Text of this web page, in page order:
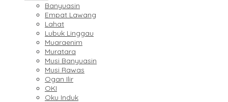
Banyuasin
Empat Lawang
Lahat
Lubuk Linggau
Muaraenim
Muratara
Musi Banyuasin
Musi Rawas
Ogan Ilir
OKI
Oku Induk